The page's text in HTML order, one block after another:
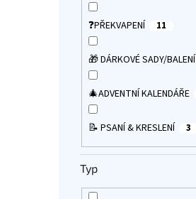
❓PŘEKVAPENÍ 11
🎁 DÁRKOVÉ SADY/BALENÍ
🎄ADVENTNÍ KALENDÁŘE
📝 PSANÍ & KRESLENÍ 3
Typ